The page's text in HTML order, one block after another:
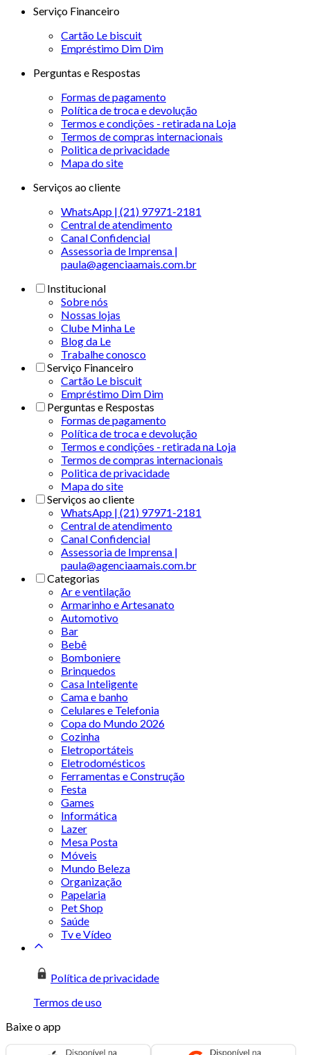
Serviço Financeiro
Cartão Le biscuit
Empréstimo Dim Dim
Perguntas e Respostas
Formas de pagamento
Política de troca e devolução
Termos e condições - retirada na Loja
Termos de compras internacionais
Politica de privacidade
Mapa do site
Serviços ao cliente
WhatsApp | (21) 97971-2181
Central de atendimento
Canal Confidencial
Assessoria de Imprensa |
paula@agenciaamais.com.br
Institucional
Sobre nós
Nossas lojas
Clube Minha Le
Blog da Le
Trabalhe conosco
Serviço Financeiro
Cartão Le biscuit
Empréstimo Dim Dim
Perguntas e Respostas
Formas de pagamento
Política de troca e devolução
Termos e condições - retirada na Loja
Termos de compras internacionais
Politica de privacidade
Mapa do site
Serviços ao cliente
WhatsApp | (21) 97971-2181
Central de atendimento
Canal Confidencial
Assessoria de Imprensa |
paula@agenciaamais.com.br
Categorias
Ar e ventilação
Armarinho e Artesanato
Automotivo
Bar
Bebê
Bomboniere
Brinquedos
Casa Inteligente
Cama e banho
Celulares e Telefonia
Copa do Mundo 2026
Cozinha
Eletroportáteis
Eletrodomésticos
Ferramentas e Construção
Festa
Games
Informática
Lazer
Mesa Posta
Móveis
Mundo Beleza
Organização
Papelaria
Pet Shop
Saúde
Tv e Vídeo
Política de privacidade
Termos de uso
Baixe o app